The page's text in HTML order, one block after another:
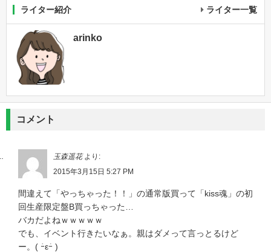
ライター紹介 ライター一覧
arinko
コメント
玉森遥花 より:
2015年3月15日 5:27 PM
間違えて「やっちゃった！！」の通常版買って「kiss魂」の初
回生産限定盤B買っちゃった…
バカだよねｗｗｗｗｗ
でも、イベント行きたいなぁ。親はダメって言っとるけど
ー。( ｰ̀εｰ́ )